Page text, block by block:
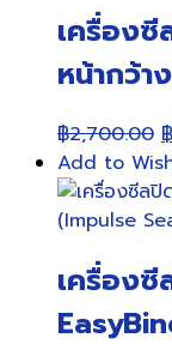
เครื่อง
หน้ากว้า
฿2,700.00 ฿
Add to
เครื่องซี